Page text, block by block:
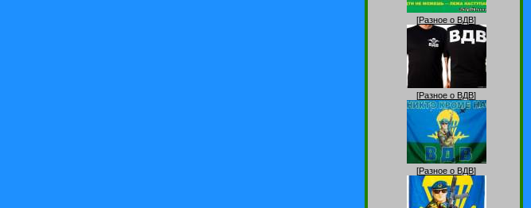
[Разное о ВДВ]
[Разное о ВДВ]
[Разное о ВДВ]